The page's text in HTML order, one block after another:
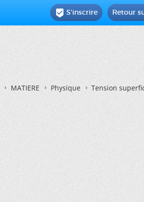
Retour
 S'inscrire
MATIERE Physique Tension